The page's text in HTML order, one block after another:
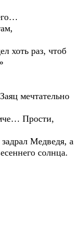
хоть раз, чтоб
мечтательно
Прости,
Медведя, а
солнца.